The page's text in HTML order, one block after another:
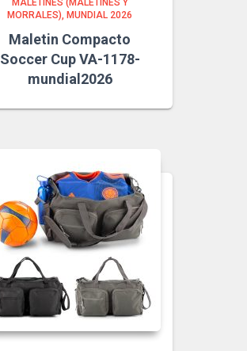
MALETINES (MALETINES Y
MORRALES)
MUNDIAL 2026
Maletin Compacto
Soccer Cup VA-1178-
mundial2026